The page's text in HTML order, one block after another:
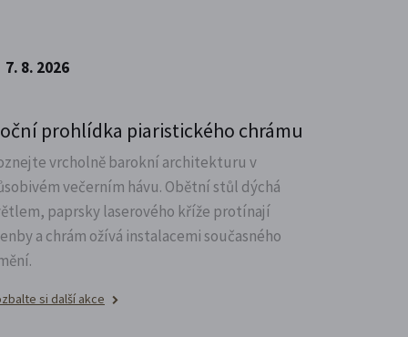
7. 8. 2026
prohlídka piaristického chrámu
vrcholně barokní architekturu v
večerním hávu. Obětní stůl dýchá
paprsky laserového kříže protínají
a chrám ožívá instalacemi současného
si další akce